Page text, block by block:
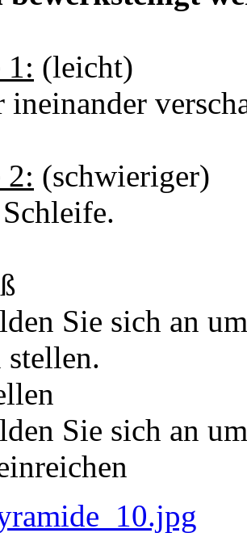
1: (leicht)
ineinander
2: (schwieriger)
Sie sich an
stellen.
Sie sich an